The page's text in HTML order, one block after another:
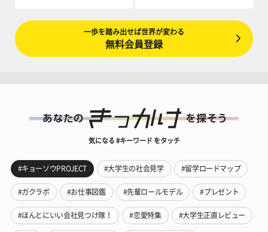
一歩を踏み出せば世界が変わる
無料会員登録
気になる #キーワード をタッチ
#キョーソウPROJECT #大学生の社会見学 #留学ロードマップ
#ガクラボ #お仕事図鑑 #先輩ロールモデル #プレゼント
#ほんとにいい会社見つけ隊！ #恋愛特集 #大学生正直レビュー